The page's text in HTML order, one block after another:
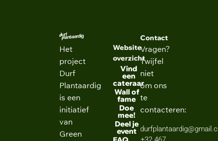
Het
project
Durf
Plantaardig
is een
initiatief
van
Green
Website
overzicht
Vind
een
cateraar
Wall of
fame
Doe
mee!
Deel je
event
Contact
Vragen?
Twijfel
niet
om ons
te
contacteren: